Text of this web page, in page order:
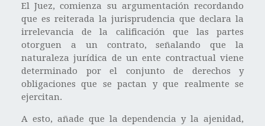
El Juez, comienza su argumentación recordando
que es reiterada la jurisprudencia que declara la
irrelevancia de la calificación que las partes
otorguen a un contrato, señalando que la
naturaleza jurídica de un ente contractual viene
determinado por el conjunto de derechos y
obligaciones que se pactan y que realmente se
ejercitan.
A esto, añade que la dependencia y la ajenidad,